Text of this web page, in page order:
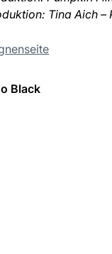
Tina Aich –
Black